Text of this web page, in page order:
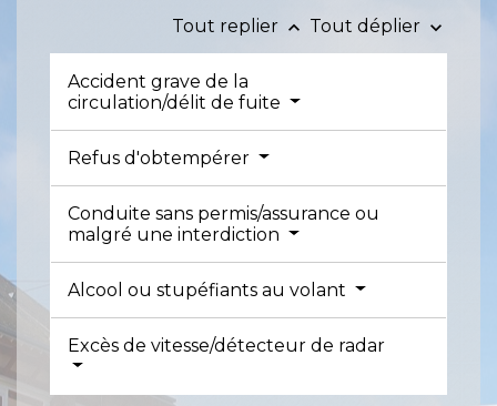
Tout replier keyboard_arrow_up Tout déplier keyboard_arrow_down
Accident grave de la
circulation/délit de fuite
Refus d'obtempérer
Conduite sans permis/assurance ou
malgré une interdiction
Alcool ou stupéfiants au volant
Excès de vitesse/détecteur de radar